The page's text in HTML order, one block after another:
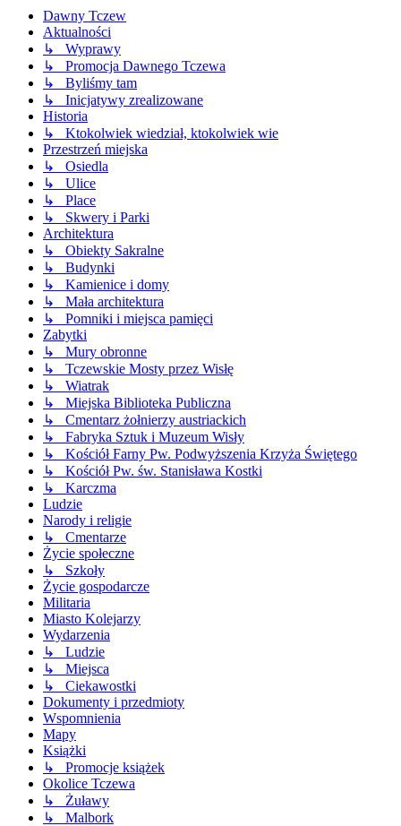
Dawny Tczew
Aktualności
↳ Wyprawy
↳ Promocja Dawnego Tczewa
↳ Byliśmy tam
↳ Inicjatywy zrealizowane
Historia
↳ Ktokolwiek wiedział, ktokolwiek wie
Przestrzeń miejska
↳ Osiedla
↳ Ulice
↳ Place
↳ Skwery i Parki
Architektura
↳ Obiekty Sakralne
↳ Budynki
↳ Kamienice i domy
↳ Mała architektura
↳ Pomniki i miejsca pamięci
Zabytki
↳ Mury obronne
↳ Tczewskie Mosty przez Wisłę
↳ Wiatrak
↳ Miejska Biblioteka Publiczna
↳ Cmentarz żołnierzy austriackich
↳ Fabryka Sztuk i Muzeum Wisły
↳ Kościół Farny Pw. Podwyższenia Krzyża Świętego
↳ Kościół Pw. św. Stanisława Kostki
↳ Karczma
Ludzie
Narody i religie
↳ Cmentarze
Życie społeczne
↳ Szkoły
Życie gospodarcze
Militaria
Miasto Kolejarzy
Wydarzenia
↳ Ludzie
↳ Miejsca
↳ Ciekawostki
Dokumenty i przedmioty
Wspomnienia
Mapy
Książki
↳ Promocje książek
Okolice Tczewa
↳ Żuławy
↳ Malbork